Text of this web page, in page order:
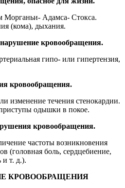
Морганьи- Адамса- Стокса.
(кома), дыхания.
кровообращения.
гипо- или гипертензия,
кровообращения.
изменение течения стенокардии.
одышки в покое.
кровообращения.
частоты возникновения
(головная боль, сердцебиение,
и т. д.).
КРОВООБРАЩЕНИЯ